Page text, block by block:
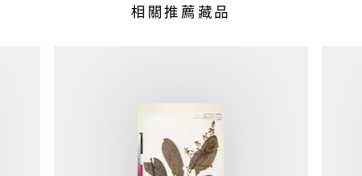
相關推薦藏品